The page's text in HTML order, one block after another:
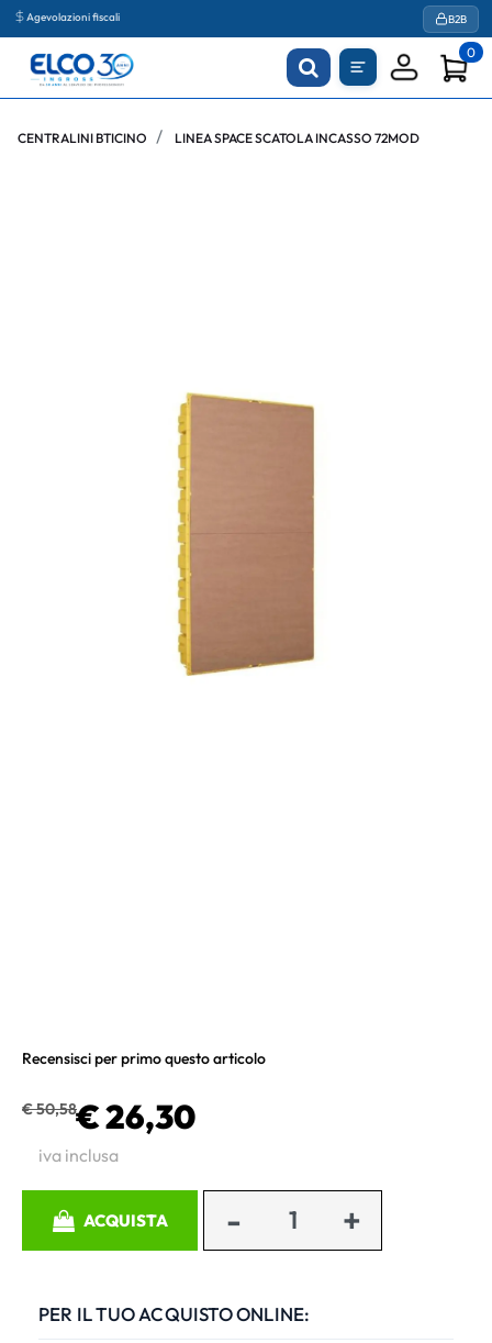
Agevolazioni fiscali B2B
0
CENTRALINI BTICINO LINEA SPACE SCATOLA INCASSO 72MOD
Recensisci per primo questo articolo
€ 50,58€ 26,30
iva inclusa
ACQUISTA
PER IL TUO ACQUISTO ONLINE: